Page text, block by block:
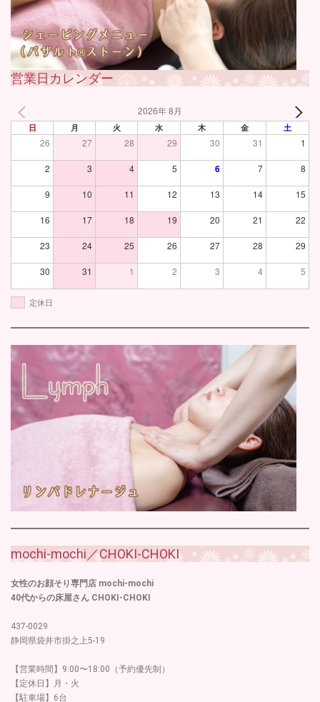
営業日カレンダー
2026年 8月
日 月 火 水 木 金 土
26 27 28 29 30 31 1
2 3 4 5 6 7 8
9 10 11 12 13 14 15
16 17 18 19 20 21 22
23 24 25 26 27 28 29
30 31 1 2 3 4 5
定休日
mochi-mochi／CHOKI-CHOKI
女性のお顔そり専門店 mochi-mochi
40代からの床屋さん CHOKI-CHOKI
437-0029
静岡県袋井市掛之上5-19
【営業時間】9:00〜18:00（予約優先制）
【定休日】月・火
【駐車場】6台